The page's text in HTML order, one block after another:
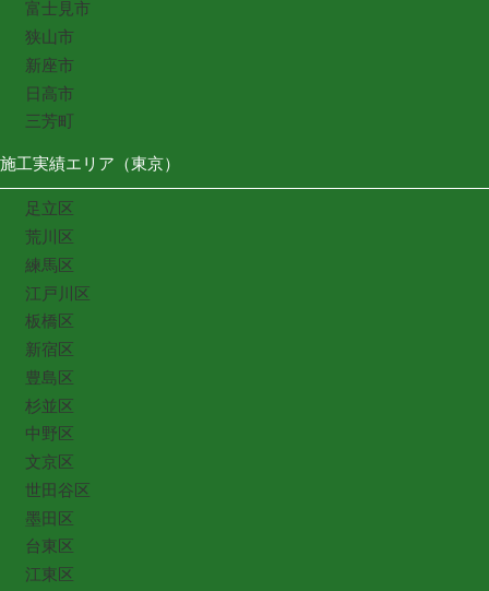
富士見市
狭山市
新座市
日高市
三芳町
施工実績エリア（東京）
足立区
荒川区
練馬区
江戸川区
板橋区
新宿区
豊島区
杉並区
中野区
文京区
世田谷区
墨田区
台東区
江東区